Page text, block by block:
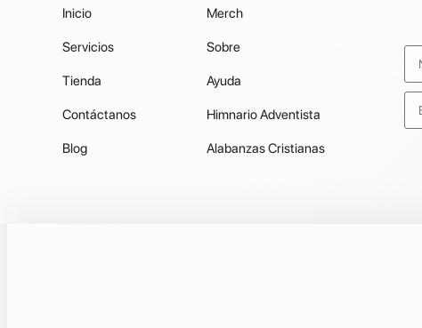
Inicio
Servicios
Tienda
Contáctanos
Blog
Merch
Sobre
Ayuda
Himnario Adventista
Alabanzas Cristianas